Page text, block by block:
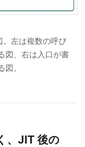
左は複数の呼び
図、右は入口が書
。
、JIT 後の